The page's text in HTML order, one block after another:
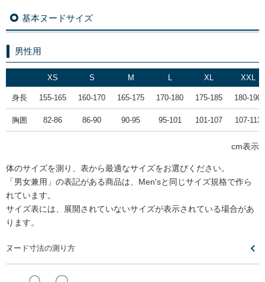
基本ヌードサイズ
男性用
XS S M L XL XXL
身長 155-165 160-170 165-175 170-180 175-185 180-190
胸囲 82-86 86-90 90-95 95-101 101-107 107-113
cm表示
体のサイズを測り、表から最適なサイズをお選びください。
「男女兼用」の表記がある商品は、Men'sと同じサイズ規格で作ら
れています。
サイズ表には、展開されていないサイズが表示されている場合があ
ります。
ヌード寸法の測り方